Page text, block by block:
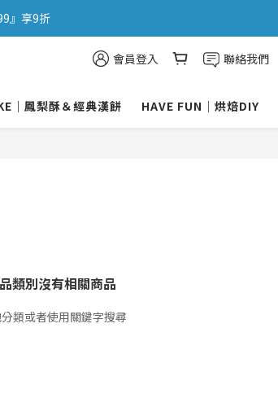
』享9折
會員登入 聯絡我們
｜鳳梨酥＆經典漢餅 HAVE FUN｜烘焙DIY
類別沒有相關商品
類或者使用關鍵字搜尋